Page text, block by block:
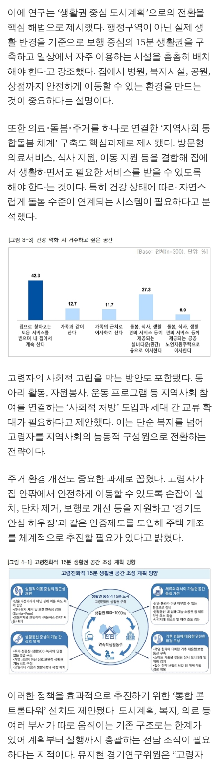
이에 연구는 ‘생활권 중심 도시계획’으로의 전환을
핵심 해법으로 제시했다. 행정구역이 아닌 실제 생
활 반경을 기준으로 보행 중심의 15분 생활권을 구
축하고 일상에서 자주 이용하는 시설을 촘촘히 배치
해야 한다고 강조했다. 집에서 병원, 복지시설, 공원,
상점까지 안전하게 이동할 수 있는 환경을 만드는
것이 중요하다는 설명이다.
또한 의료 ･돌봄･주거를 하나로 연결한 ‘지역사회 통
합돌봄 체계’ 구축도 핵심과제로 제시됐다. 방문형
의료서비스, 식사 지원, 이동 지원 등을 결합해 집에
서 생활하면서도 필요한 서비스를 받을 수 있도록
해야 한다는 것이다. 특히 건강 상태에 따라 자연스
럽게 돌봄 수준이 연계되는 시스템이 필요하다고 분
석했다.
고령자의 사회적 고립을 막는 방안도 포함됐다. 동
아리 활동, 자원봉사, 운동 프로그램 등 지역사회 참
여를 연결하는 ‘사회적 처방’ 도입과 세대 간 교류 확
대가 필요하다고 제안했다. 이는 단순 복지를 넘어
고령자를 지역사회의 능동적 구성원으로 전환하는
전략이다.
주거 환경 개선도 중요한 과제로 꼽혔다. 고령자가
집 안팎에서 안전하게 이동할 수 있도록 손잡이 설
치 , 단차 제거, 보행로 개선 등을 지원하고 ‘경기도
안심 하우징’과 같은 인증제도를 도입해 주택 개조
를 체계적으로 추진할 필요가 있다고 밝혔다.
이러한 정책을 효과적으로 추진하기 위한 ‘통합 콘
트롤타워’ 설치도 제안됐다. 도시계획, 복지, 의료 등
여러 부서가 따로 움직이는 기존 구조로는 한계가
있어 계획부터 실행까지 총괄하는 전담 조직이 필요
하다는 지적이다. 유지현 경기연구위원은 “고령자